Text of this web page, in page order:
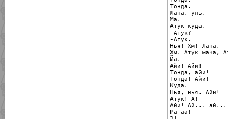
Тонда.
Лана, уль.
Ма.
Атук куда.
-Атук?
-Атук.
Нья! Хм! Лана.
Хм. Атук мача,
Йа.
Айи! Айи!
Тонда, айи!
Тонда! Айи!
Куда.
Нья, нья. Айи!
Атук! А!
Айи! Ай... ай...
Ра-аа!